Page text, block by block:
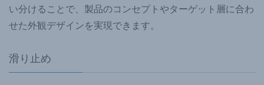
い分けることで、製品のコンセプトやターゲット層に合わ
せた外観デザインを実現できます。
滑り止め